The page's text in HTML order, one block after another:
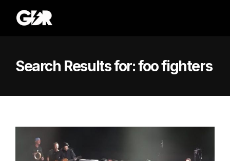
Search Results for:foo fighters